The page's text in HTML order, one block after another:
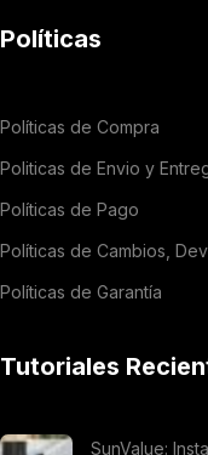
Políticas
Políticas de Compra
Politicas de Envio y
Políticas de Pago
Políticas de Cambios,
Políticas de Garantía
Tutoriales
SunValue: